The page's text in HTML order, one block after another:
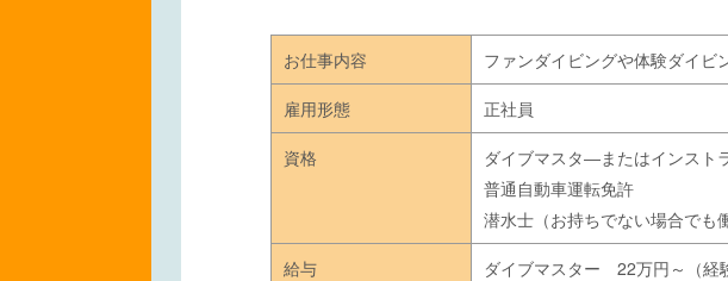
お仕事内容 ファンダイビングや体験ダイビ
雇用形態 正社員
資格
ダイブマスタ―またはインスト
普通自動車運転免許
潜水士（お持ちでない場合でも
給与
ダイブマスター 22万円～（経